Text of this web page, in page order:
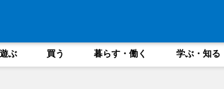
ぶ 買う 暮らす・働く 学ぶ・知る